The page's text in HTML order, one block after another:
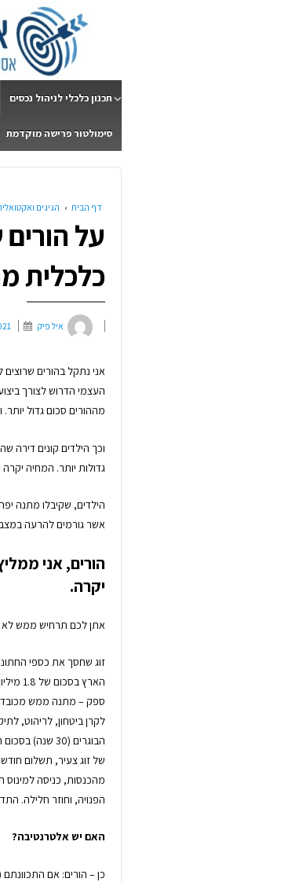
תכנון כלכלי לניהול נכסים
סימולטור פרישה מוקדמת
דף הבית › הגיגים
על
כלכלית
איל פיק
אני נתקל בהורים
העצמי הדרוש לצורך
מההורים סכום גדול
וכך הילדים קונים דירה
גדולות יותר. המחיה יקרה
הילדים, שקיבלו מתנה
אשר גורמים להרעה
הורים, אני
יקרה.
אתן לכם תרחיש ממש לא
לקרן ביטחון, לריהוט,
של זוג צעיר, תשלום
מהכנסות, כניסה למינוס
הפנויה, וחוזר חלילה.
האם יש אלטרנטיבה?
כן – הורים: אם